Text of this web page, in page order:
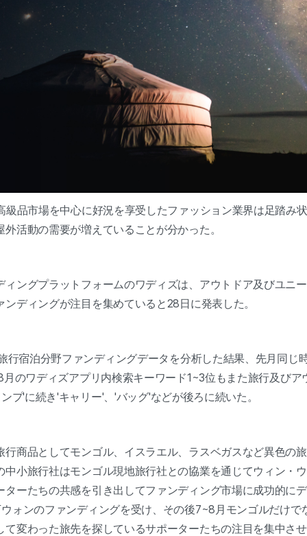
級品市場を中心に好況を享受したファッション業界は足踏み
活動の需要が増えていることが分かった。
ィングプラットフォームのワディズは、アウトドア及びユニ
ディングが注目を集めていると28日に発表した。
行宿泊分野ファンディングデータを分析した結果、先月同じ
のワディズアプリ内検索キーワード1~3位もまた旅行及びア
プ'に続き'キャリー'、'バッグ'などが後ろに続いた。
行商品としてモンゴル、イスラエル、ラスベガスなど異色の
中小旅行社はモンゴル現地旅行社との協業を通じてウィン・
ターたちの共感を引き出してファンディング市場に成功的に
ォンのファンディングを受け、その後7~8月モンゴルだけで
て変わった旅先を探しているサポーターたちの注目を集中さ